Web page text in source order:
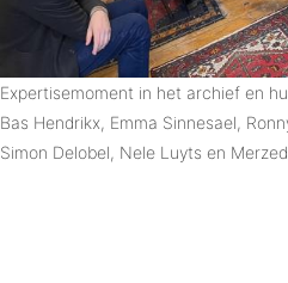
Expertisemoment in het archief en
Bas Hendrikx, Emma Sinnesael,
Simon Delobel, Nele Luyts en